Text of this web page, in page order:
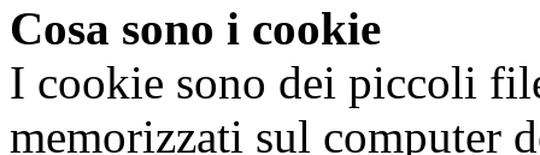
Cosa sono i cookie
I cookie sono dei piccoli
memorizzati sul computer